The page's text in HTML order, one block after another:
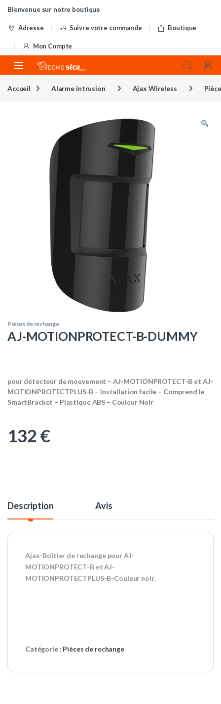
Skip to navigation
Skip to content
Bienvenue sur notre boutique
Adresse Suivre votre commande Boutique
Mon Compte
Accueil Alarme intrusion Ajax Wireless
Pièces de rechange
AJ-MOTIONPROTECT-B-DUMMY
pour détecteur de mouvement – AJ-MOTIONPROTECT-B et AJ-
MOTIONPROTECTPLUS-B – Installation facile – Comprend le
SmartBracket – Plastique ABS – Couleur Noir
132 €
Description Avis
Ajax-Boîtier de rechange pour AJ-
MOTIONPROTECT-B et AJ-
MOTIONPROTECTPLUS-B-Couleur noir.
Catégorie : Pièces de rechange